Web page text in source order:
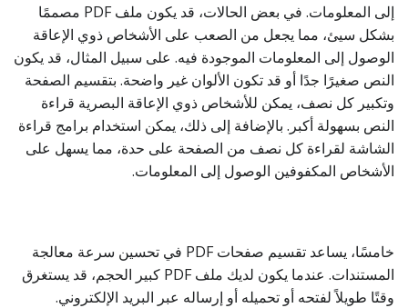
إلى المعلومات. في بعض الحالات، قد يكون ملف PDF مصممًا
بشكل سيئ، مما يجعل من الصعب على الأشخاص ذوي الإعاقة
الوصول إلى المعلومات الموجودة فيه. على سبيل المثال، قد يكون
النص صغيرًا جدًا أو قد تكون الألوان غير واضحة. بتقسيم الصفحة
وتكبير كل نصف، يمكن للأشخاص ذوي الإعاقة البصرية قراءة
النص بسهولة أكبر. بالإضافة إلى ذلك، يمكن استخدام برامج قراءة
الشاشة لقراءة كل نصف من الصفحة على حدة، مما يسهل على
الأشخاص المكفوفين الوصول إلى المعلومات.
خامسًا، يساعد تقسيم صفحات PDF في تحسين سرعة معالجة
المستندات. عندما يكون لديك ملف PDF كبير الحجم، قد يستغرق
وقتًا طويلاً لفتحه أو تحميله أو إرساله عبر البريد الإلكتروني.